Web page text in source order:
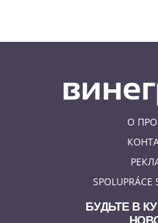
О
SPOLUPRÁCE
БУДЬТЕ В